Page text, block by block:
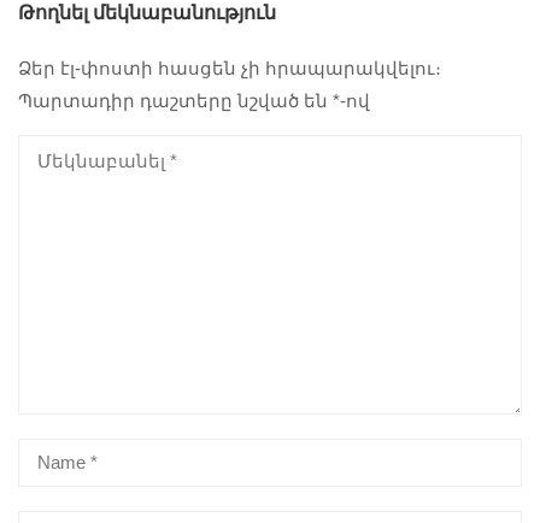
Թողնել մեկնաբանություն
Ձեր էլ-փոստի հասցեն չի հրապարակվելու։
Պարտադիր դաշտերը նշված են *-ով